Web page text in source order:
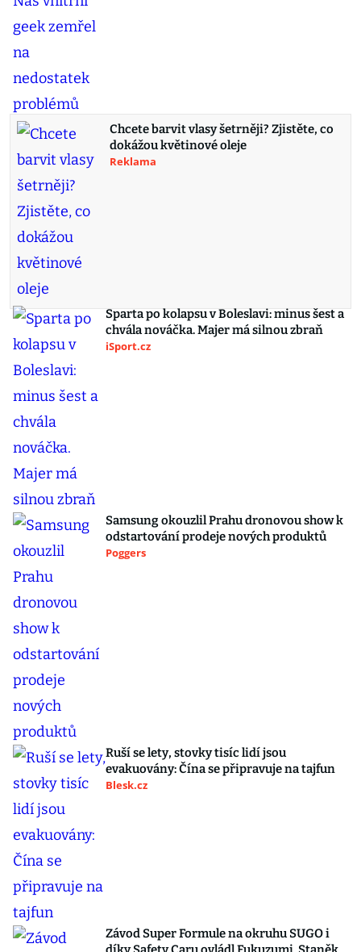
Chcete barvit vlasy šetrněji? Zjistěte, co
dokážou květinové oleje
Reklama
Sparta po kolapsu v Boleslavi: minus šest a
chvála nováčka. Majer má silnou zbraň
iSport.cz
Samsung okouzlil Prahu dronovou show k
odstartování prodeje nových produktů
Poggers
Ruší se lety, stovky tisíc lidí jsou
evakuovány: Čína se připravuje na tajfun
Blesk.cz
Závod Super Formule na okruhu SUGO i